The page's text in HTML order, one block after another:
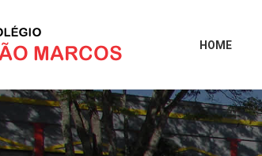
HOME